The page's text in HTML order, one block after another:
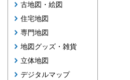
古地図・絵図
住宅地図
専門地図
地図グッズ・雑貨
立体地図
デジタルマップ